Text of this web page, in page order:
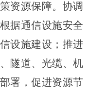
资源保障。协调
据通信设施安全
设施建设；推进
隧道、光缆、机
署，促进资源节